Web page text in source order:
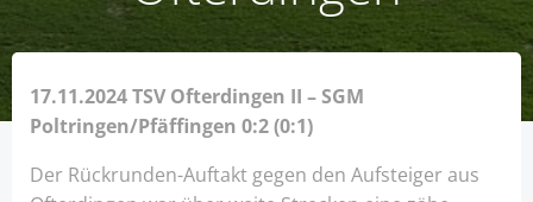
17.11.2024 TSV Ofterdingen II – SGM
Poltringen/Pfäffingen 0:2 (0:1)
Der Rückrunden-Auftakt gegen den Aufsteiger aus